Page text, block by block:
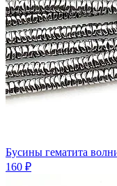
Бусины гематита
160 ₽